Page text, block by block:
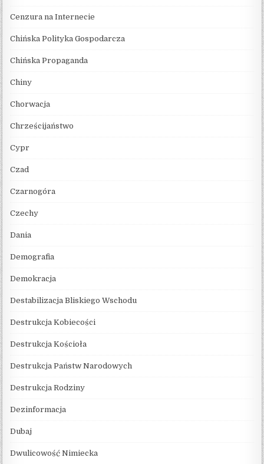
Cenzura na Internecie
Chińska Polityka Gospodarcza
Chińska Propaganda
Chiny
Chorwacja
Chrześcijaństwo
Cypr
Czad
Czarnogóra
Czechy
Dania
Demografia
Demokracja
Destabilizacja Bliskiego Wschodu
Destrukcja Kobiecości
Destrukcja Kościoła
Destrukcja Państw Narodowych
Destrukcja Rodziny
Dezinformacja
Dubaj
Dwulicowość Nimiecka